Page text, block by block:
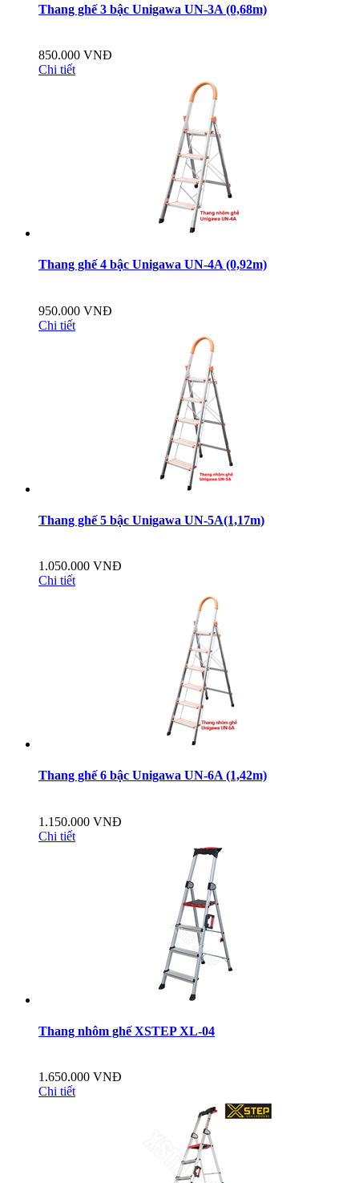
Thang ghế 3 bậc Unigawa UN-3A (0,68m)
850.000 VNĐ
Chi tiết
Thang ghế 4 bậc Unigawa UN-4A (0,92m)
950.000 VNĐ
Chi tiết
Thang ghế 5 bậc Unigawa UN-5A(1,17m)
1.050.000 VNĐ
Chi tiết
Thang ghế 6 bậc Unigawa UN-6A (1,42m)
1.150.000 VNĐ
Chi tiết
Thang nhôm ghế XSTEP XL-04
1.650.000 VNĐ
Chi tiết